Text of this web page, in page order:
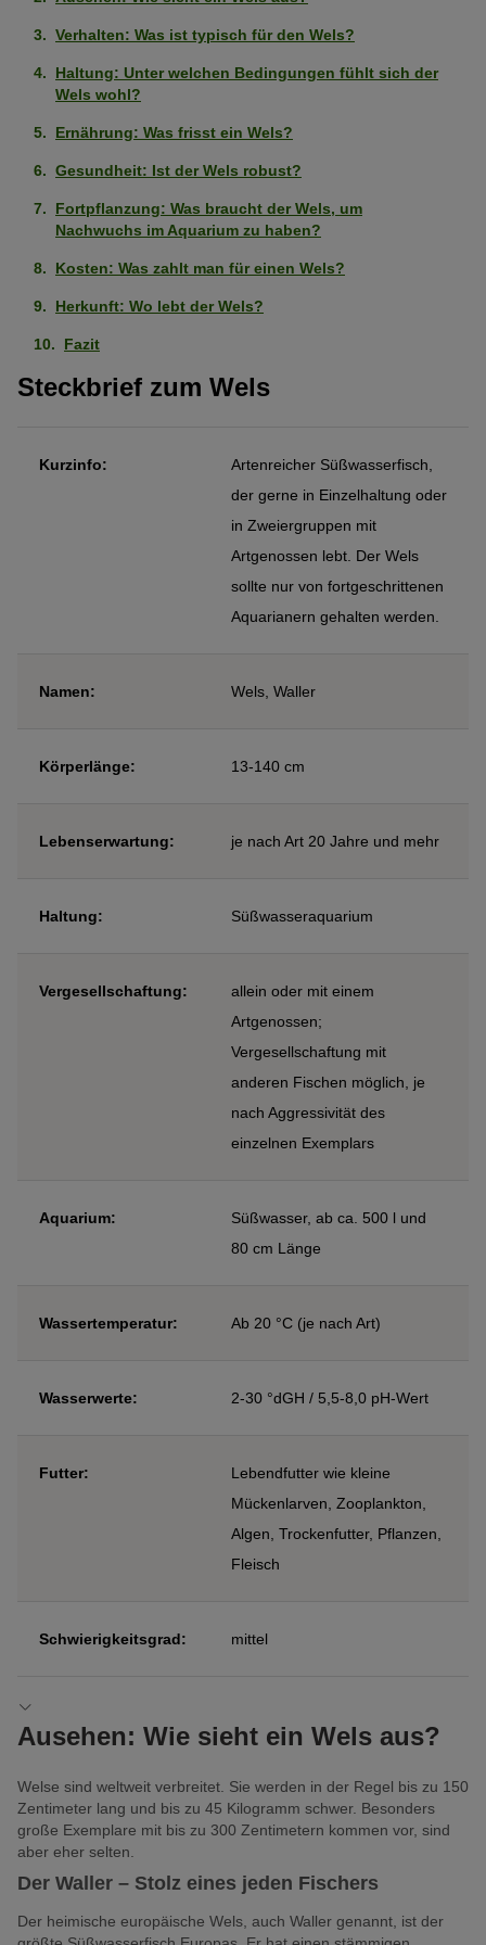
Verhalten: Was ist typisch für den Wels?
Haltung: Unter welchen Bedingungen fühlt sich der
Wels wohl?
Ernährung: Was frisst ein Wels?
Gesundheit: Ist der Wels robust?
Fortpflanzung: Was braucht der Wels, um
Nachwuchs im Aquarium zu haben?
Kosten: Was zahlt man für einen Wels?
Herkunft: Wo lebt der Wels?
Fazit
Steckbrief zum Wels
Kurzinfo:
Artenreicher Süßwasserfisch,
der gerne in Einzelhaltung oder
in Zweiergruppen mit
Artgenossen lebt. Der Wels
sollte nur von fortgeschrittenen
Aquarianern gehalten werden.
Namen: Wels, Waller
Körperlänge: 13-140 cm
Lebenserwartung: je nach Art 20 Jahre und mehr
Haltung: Süßwasseraquarium
Vergesellschaftung:
allein oder mit einem
Artgenossen;
Vergesellschaftung mit
anderen Fischen möglich, je
nach Aggressivität des
einzelnen Exemplars
Aquarium:
Süßwasser, ab ca. 500 l und
80 cm Länge
Wassertemperatur: Ab 20 °C (je nach Art)
Wasserwerte: 2-30 °dGH / 5,5-8,0 pH-Wert
Futter:
Lebendfutter wie kleine
Mückenlarven, Zooplankton,
Algen, Trockenfutter, Pflanzen,
Fleisch
Schwierigkeitsgrad: mittel
Ausehen: Wie sieht ein Wels aus?
Welse sind weltweit verbreitet. Sie werden in der Regel bis zu 150
Zentimeter lang und bis zu 45 Kilogramm schwer. Besonders
große Exemplare mit bis zu 300 Zentimetern kommen vor, sind
aber eher selten.
Der Waller – Stolz eines jeden Fischers
Der heimische europäische Wels, auch Waller genannt, ist der